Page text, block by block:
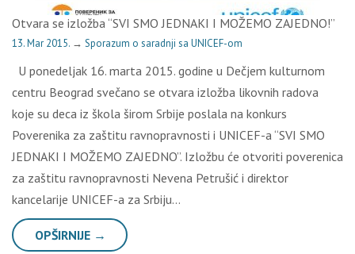
Otvara se izložba “SVI SMO JEDNAKI I MOŽEMO ZAJEDNO!”
13. Mar 2015. → Sporazum o saradnji sa UNICEF-om
U ponedeljak 16. marta 2015. godine u Dečjem kulturnom
centru Beograd svečano se otvara izložba likovnih radova
koje su deca iz škola širom Srbije poslala na konkurs
Poverenika za zaštitu ravnopravnosti i UNICEF-a “SVI SMO
JEDNAKI I MOŽEMO ZAJEDNO”. Izložbu će otvoriti poverenica
za zaštitu ravnopravnosti Nevena Petrušić i direktor
kancelarije UNICEF-a za Srbiju…
OPŠIRNIJE →